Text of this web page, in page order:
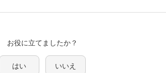
はい いいえ